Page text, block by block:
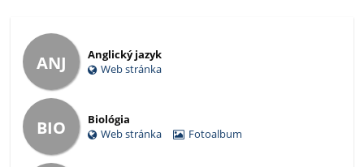
ANJ
Anglický jazyk
Web stránka
BIO
Biológia
Web stránka
Fotoalbum